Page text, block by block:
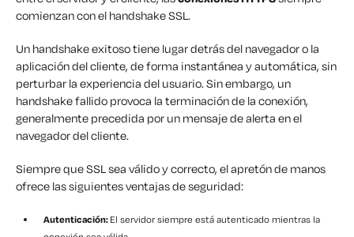
comienzan con el handshake SSL.
Un handshake exitoso tiene lugar detrás del navegador o la
aplicación del cliente, de forma instantánea y automática, sin
perturbar la experiencia del usuario. Sin embargo, un
handshake fallido provoca la terminación de la conexión,
generalmente precedida por un mensaje de alerta en el
navegador del cliente.
Siempre que SSL sea válido y correcto, el apretón de manos
ofrece las siguientes ventajas de seguridad:
Autenticación: El servidor siempre está autenticado mientras la